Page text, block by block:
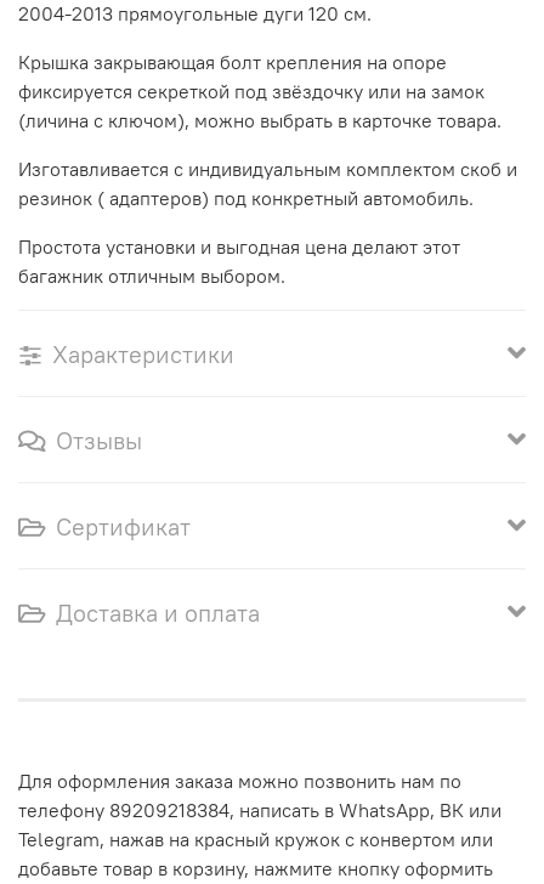
2004-2013 прямоугольные дуги 120 см.
Крышка закрывающая болт крепления на опоре
фиксируется секреткой под звёздочку или на замок
(личина с ключом), можно выбрать в карточке товара.
Изготавливается с индивидуальным комплектом скоб и
резинок ( адаптеров) под конкретный автомобиль.
Простота установки и выгодная цена делают этот
багажник отличным выбором.
Характеристики
Отзывы
Сертификат
Доставка и оплата
Для оформления заказа можно позвонить нам по
телефону 89209218384, написать в WhatsApp, ВК или
Telegram, нажав на красный кружок с конвертом или
добавьте товар в корзину, нажмите кнопку оформить